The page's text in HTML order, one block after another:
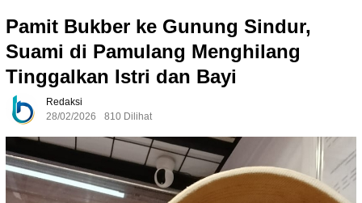
Pamit Bukber ke Gunung Sindur,
Suami di Pamulang Menghilang
Tinggalkan Istri dan Bayi
Redaksi
28/02/2026
810 Dilihat